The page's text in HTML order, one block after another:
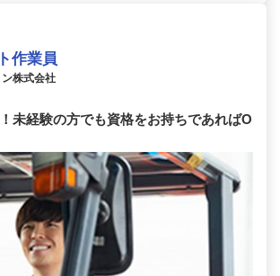
作業員
株式会社
未経験の方でも資格をお持ちであればO